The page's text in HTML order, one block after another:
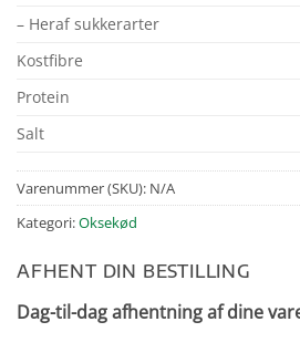
– Heraf sukkerarter
Kostfibre
Protein
Salt
Varenummer (SKU): N/A
Kategori:Oksekød
AFHENT DIN BESTILLING
Dag-til-dag afhentning af dine